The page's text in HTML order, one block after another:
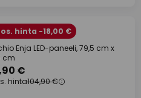
hinta -18,00 €
Enja LED-paneeli, 79,5 cm x
cm
€
hinta104,90 €